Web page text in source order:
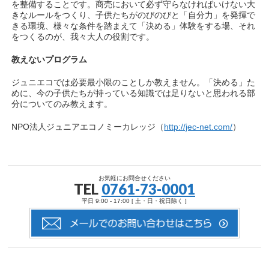
を整備することです。商売において必ず守らなければいけない大
きなルールをつくり、子供たちがのびのびと「自分力」を発揮で
きる環境、様々な条件を踏まえて「決める」体験をする場、それ
をつくるのが、我々大人の役割です。
教えないプログラム
ジュニエコでは必要最小限のことしか教えません。「決める」た
めに、今の子供たちが持っている知識では足りないと思われる部
分についてのみ教えます。
NPO法人ジュニアエコノミーカレッジ（http://jec-net.com/）
お気軽にお問合せください
TEL 0761-73-0001
平日 9:00 - 17:00 [ 土・日・祝日除く ]